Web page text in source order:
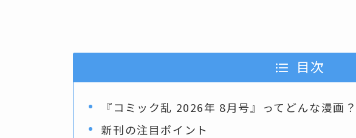
目次
『コミック乱 2026年 8月号』ってどんな漫画？
新刊の注目ポイント